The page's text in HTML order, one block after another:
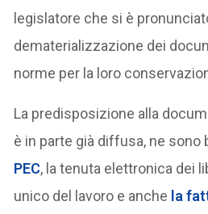
legislatore che si è
dematerializzazione dei
norme per la loro
La predisposizione alla
è in parte già diffusa, ne sono
PEC, la tenuta elettronica dei
unico del lavoro e anche la